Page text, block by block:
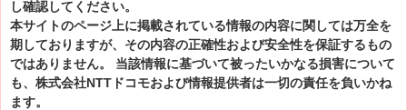
し確認してください。
本サイトのページ上に掲載されている情報の内容に関しては万全を
期しておりますが、その内容の正確性および安全性を保証するもの
ではありません。 当該情報に基づいて被ったいかなる損害について
も、株式会社NTTドコモおよび情報提供者は一切の責任を負いかね
ます。